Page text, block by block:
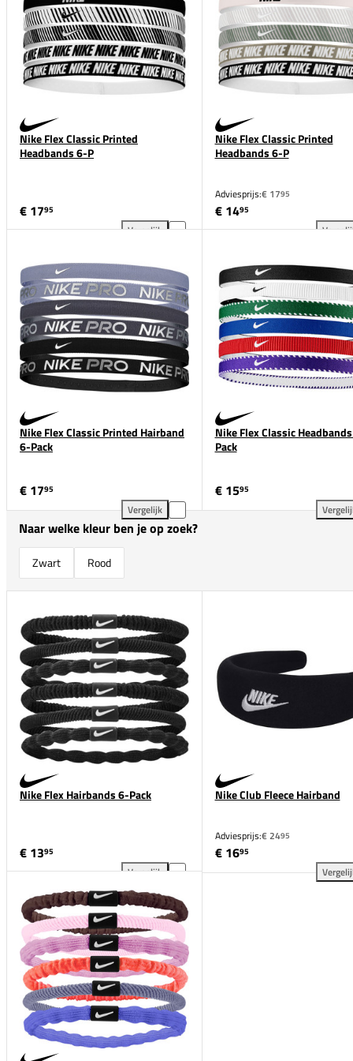
Nike Flex Classic Printed
Headbands 6-P
€ 1795
Vergelijk
Nike Flex Classic Printed
Headbands 6-P
Adviesprijs:€ 1795
€ 1495
Nike Flex Classic Printed Hairband
6-Pack
€ 1795
Vergelijk
Nike Flex Classic Printed Hairband 6-Pack
Nike Flex Classic
Pack
€ 1595
Naar welke kleur ben je op zoek?
Zwart Rood
Nike Flex Hairbands 6-Pack
€ 1395
Vergelijk
Nike Flex Hairbands 6-Pack toevoegen aan
Nike Club Fleece Hairband
Adviesprijs:€ 2495
€ 1695